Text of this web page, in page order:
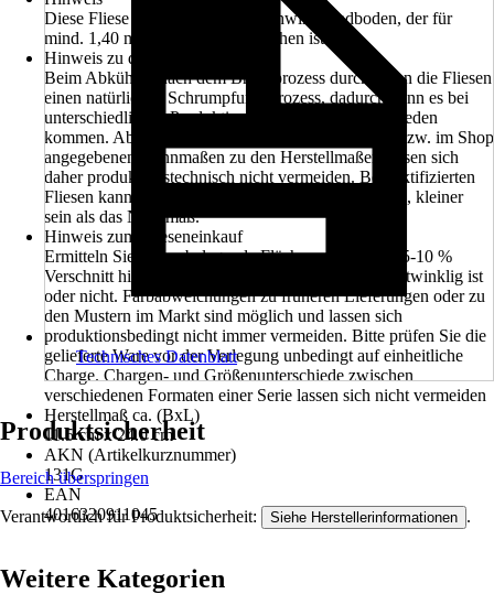
Diese Fliese wird nur auf dem Schwimmbadboden, der für
mind. 1,40 m Wassertiefe vorgesehen ist.
Hinweis zu den Maßangaben
Beim Abkühlen nach dem Brennprozess durchlaufen die Fliesen
einen natürlichen Schrumpfungsprozess, dadurch kann es bei
unterschiedlichen Produktionen zu Größenunterschieden
kommen. Abweichungen von den auf dem Karton bzw. im Shop
angegebenen Nennmaßen zu den Herstellmaßen lassen sich
daher produktionstechnisch nicht vermeiden. Bei rektifizierten
Fliesen kann das Maß, abhängig vom Ausgangsmaß, kleiner
sein als das Nennmaß.
Hinweis zum Flieseneinkauf
Ermitteln Sie die zu belegende Fläche und rechnen 5-10 %
Verschnitt hinzu, abhängig davon ob der Raum rechtwinklig ist
oder nicht. Farbabweichungen zu früheren Lieferungen oder zu
den Mustern im Markt sind möglich und lassen sich
produktionsbedingt nicht immer vermeiden. Bitte prüfen Sie die
gelieferte Ware vor der Verlegung unbedingt auf einheitliche
Charge. Chargen- und Größenunterschiede zwischen
verschiedenen Formaten einer Serie lassen sich nicht vermeiden
Herstellmaß ca. (BxL)
11.5 cm x 24.0 cm
AKN (Artikelkurznummer)
131G
EAN
4016320911045
Technisches Datenblatt
Produktsicherheit
Bereich überspringen
Verantwortlich für Produktsicherheit: Siehe Herstellerinformationen .
Weitere Kategorien